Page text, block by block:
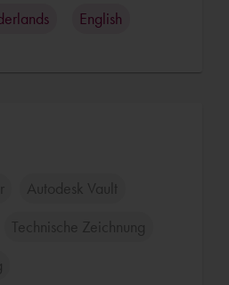
English
Autodesk Vault
Technische Zeichnung